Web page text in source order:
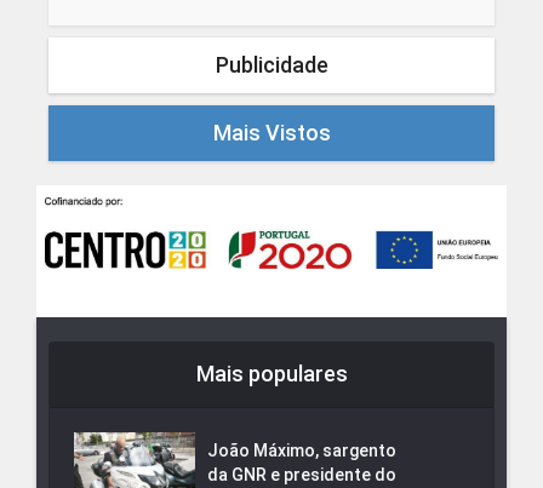
Publicidade
Mais Vistos
Mais populares
João Máximo, sargento
da GNR e presidente do